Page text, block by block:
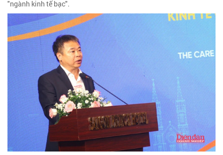
"ngành kinh tế bạc".